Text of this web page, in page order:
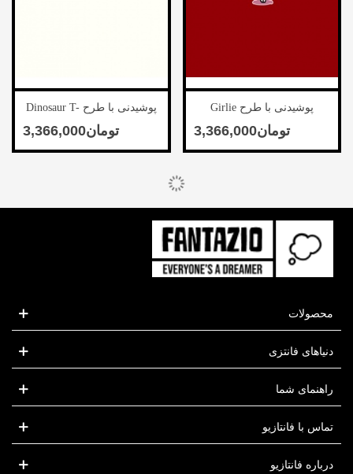
پوشیدنی با طرح Girlie
‎تومان3,366,000
پوشیدنی با طرح Dinosaur T-
Rex
محصولات
دنیاهای فانتزی
راهنمای شما
تماس با فانتازیو
درباره فانتازیو